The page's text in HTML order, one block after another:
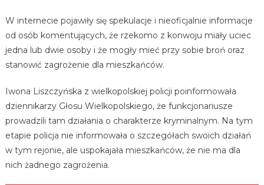
W internecie pojawiły się spekulacje i nieoficjalnie informacje
od osób komentujących, że rzekomo z konwoju miały uciec
jedna lub dwie osoby i że mogły mieć przy sobie broń oraz
stanowić zagrożenie dla mieszkańców.
Iwona Liszczyńska z wielkopolskiej policji poinformowała
dziennikarzy Głosu Wielkopolskiego, że funkcjonariusze
prowadzili tam działania o charakterze kryminalnym. Na tym
etapie policja nie informowała o szczegółach swoich działań
w tym rejonie, ale uspokajała mieszkańców, że nie ma dla
nich żadnego zagrożenia.